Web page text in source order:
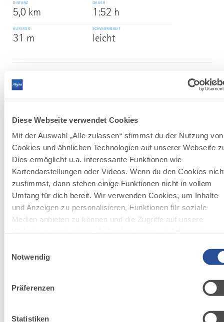
Diese Webseite verwendet Cookies
Mit der Auswahl „Alle zulassen“ stimmst du der Nutzung von
Cookies und ähnlichen Technologien auf unserer Webseite
Dies ermöglicht u.a. interessante Funktionen wie
Kartendarstellungen oder Videos. Wenn du den Cookies
zustimmst, dann stehen einige Funktionen nicht in vollem
Umfang für dich bereit. Wir verwenden Cookies, um Inhalte
und Anzeigen zu personalisieren, Funktionen für soziale
Medien anbieten zu können und die Zugriffe auf unsere
soziale Medien, Werbung und Analysen weiter. Unsere
führen diese Informationen möglicherweise mit weiteren
zusammen, die du ihnen bereitgestellt hast oder die sie im
Rahmen Ihrer Nutzung der Dienste gesammelt haben.
Notwendig
Präferenzen
Statistiken
DISTANZ
5,0 km
DAUER
1:52 h
AUFSTIEG
31 m
SCHWIERIGKEIT
leicht
WANDERTOUR
Bergwald-Runde
©
Bergwald, ein ca. zwei Quadratkilometer großer
Lärchen und Ahorn. Vom Parkplatz an der
Bergwaldstraße führt der Weg durch den schattigen
Wald nach Westen. Danach geht es am...
DISTANZ
4,6 km
DAUER
1:15 h
68 m leicht
Wein und See
3,2 km